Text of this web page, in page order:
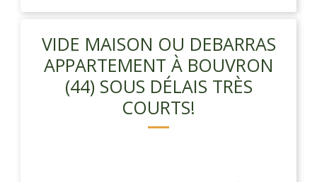
VIDE MAISON OU DEBARRAS
APPARTEMENT À BOUVRON
(44) SOUS DÉLAIS TRÈS
COURTS!